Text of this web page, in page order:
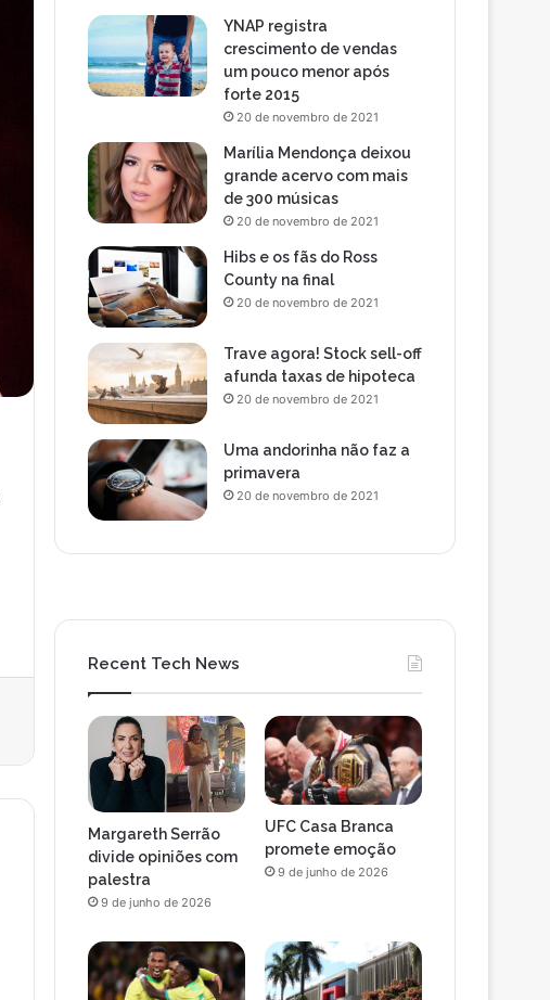
YNAP registra
crescimento de vendas
um pouco menor após
forte 2015
20 de novembro de 2021
Marília Mendonça deixou
grande acervo com mais
de 300 músicas
20 de novembro de 2021
Hibs e os fãs do Ross
County na final
20 de novembro de 2021
Trave agora! Stock sell-off
afunda taxas de hipoteca
20 de novembro de 2021
Uma andorinha não faz a
primavera
20 de novembro de 2021
Recent Tech News
Margareth Serrão
divide opiniões com
palestra
9 de junho de 2026
UFC Casa Branca
promete emoção
9 de junho de 2026